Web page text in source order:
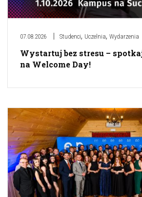
07.08.2026 Studenci, Uczelnia, Wydarzenia
Wystartuj bez stresu –
na Welcome Day!